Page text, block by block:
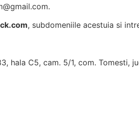
.
, subdomeniile acestuia si
hala C5, cam. 5/1, com. Tomesti,